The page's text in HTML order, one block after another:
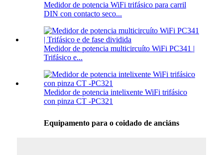
Medidor de potencia WiFi trifásico para carril
DIN con contacto seco...
Medidor de potencia multicircuíto WiFi PC341 |
Trifásico e...
Medidor de potencia intelixente WiFi trifásico
con pinza CT -PC321
Equipamento para o coidado de anciáns